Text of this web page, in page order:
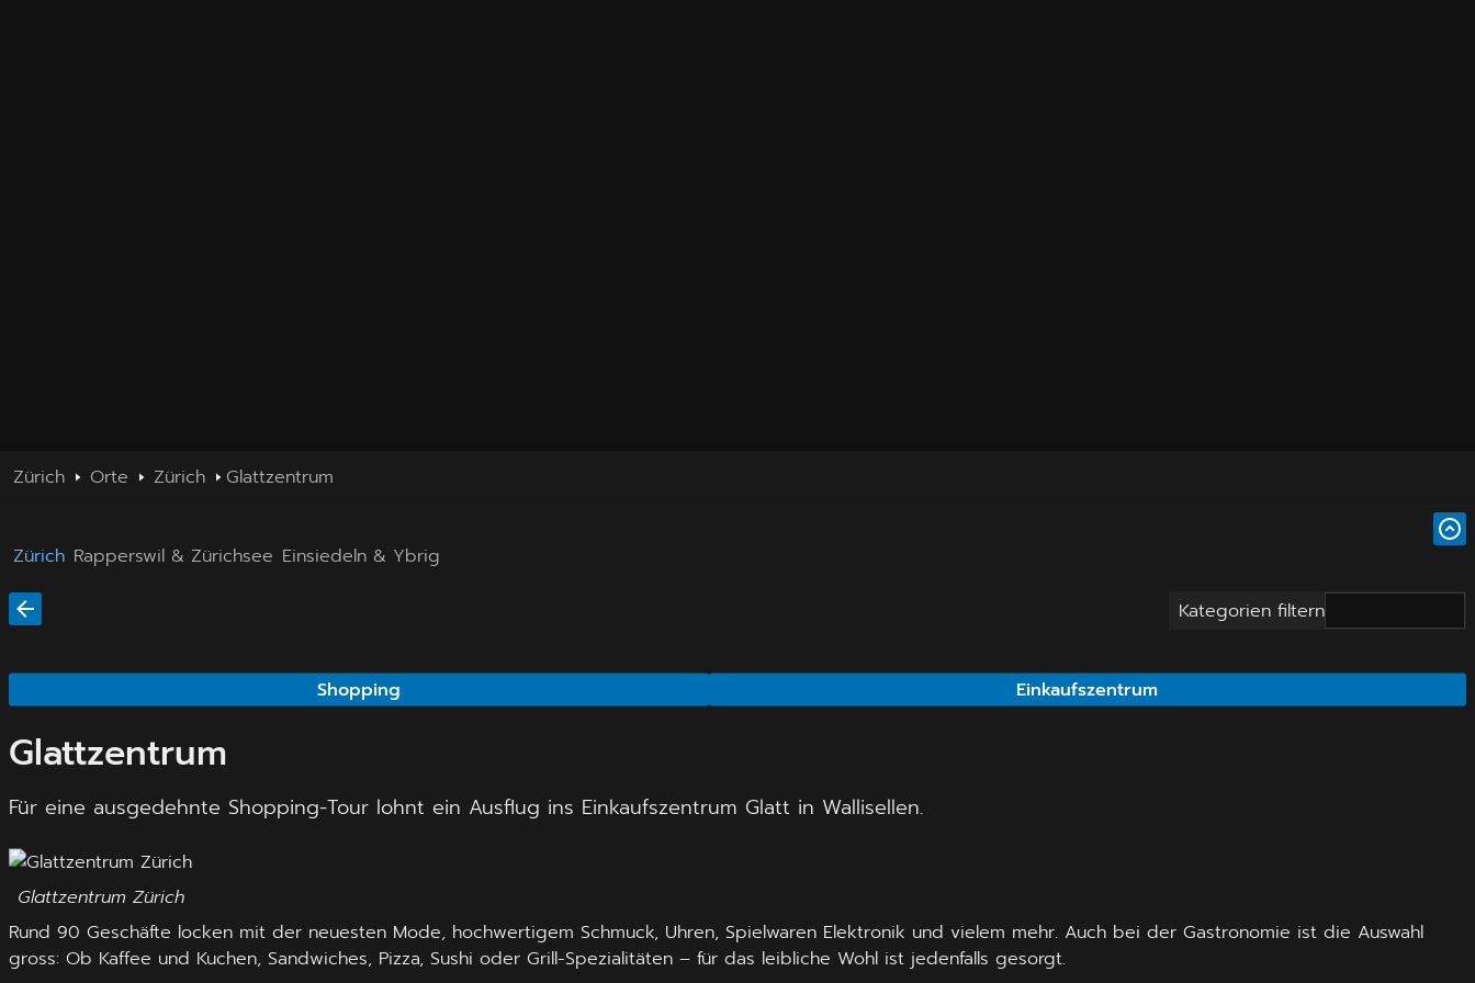
Zürich Orte Zürich Glattzentrum
Zürich Rapperswil & Zürichsee Einsiedeln & Ybrig
Kategorien filtern
Shopping Einkaufszentrum
Glattzentrum
Für eine ausgedehnte Shopping-Tour lohnt ein Ausflug ins Einkaufszentrum Glatt in Wallisellen.
Glattzentrum Zürich
Rund 90 Geschäfte locken mit der neuesten Mode, hochwertigem Schmuck, Uhren, Spielwaren Elektronik und vielem mehr. Auch bei der Gastronomie ist die Auswahl
gross: Ob Kaffee und Kuchen, Sandwiches, Pizza, Sushi oder Grill-Spezialitäten – für das leibliche Wohl ist jedenfalls gesorgt.